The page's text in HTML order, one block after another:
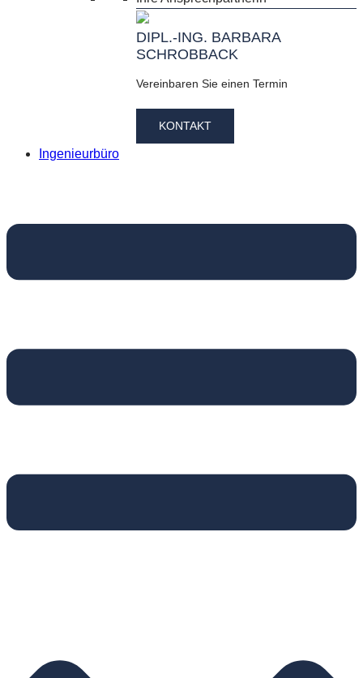
DIPL.-ING. BARBARA
SCHROBBACK
Vereinbaren Sie einen Termin
KONTAKT
Ingenieurbüro